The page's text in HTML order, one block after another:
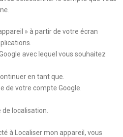
» à partir de votre écran
avec lequel vous souhaitez
en tant que.
de votre compte Google.
localisation.
à Localiser mon appareil, vous